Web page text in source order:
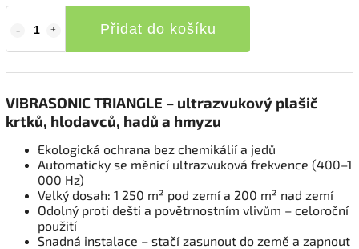
Přidat do košíku
VIBRASONIC TRIANGLE – ultrazvukový plašič
krtků, hlodavců, hadů a hmyzu
Ekologická ochrana bez chemikálií a jedů
Automaticky se měnící ultrazvuková frekvence (400–1
000 Hz)
Velký dosah: 1 250 m² pod zemí a 200 m² nad zemí
Odolný proti dešti a povětrnostním vlivům – celoroční
použití
Snadná instalace – stačí zasunout do země a zapnout